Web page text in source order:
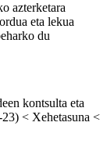
azterketara
eta lekua
du
kontsulta eta
< Xehetasuna <